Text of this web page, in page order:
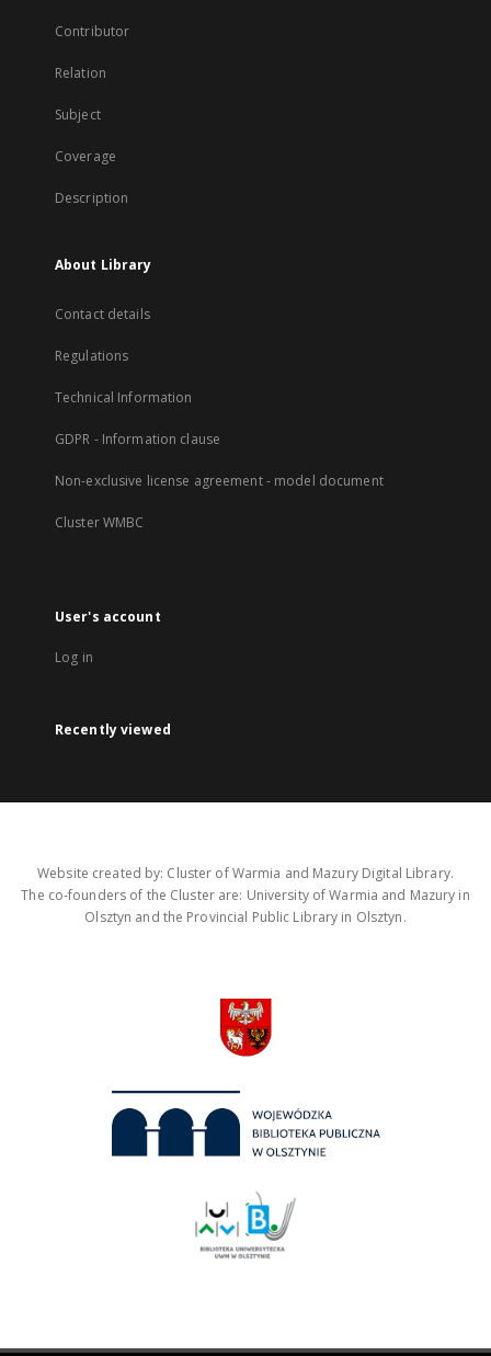
Contributor
Relation
Subject
Coverage
Description
About Library
Contact details
Regulations
Technical Information
GDPR - Information clause
Non-exclusive license agreement - model document
Cluster WMBC
User's account
Log in
Recently viewed
Website created by: Cluster of Warmia and Mazury Digital Library.
The co-founders of the Cluster are: University of Warmia and Mazury in
Olsztyn and the Provincial Public Library in Olsztyn.